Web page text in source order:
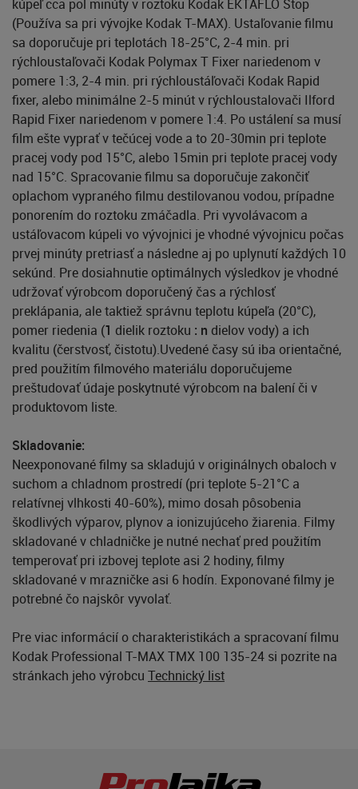
kúpeľ cca pol minúty v roztoku Kodak EKTAFLO Stop
(Používa sa pri vývojke Kodak T-MAX). Ustaľovanie filmu
sa doporučuje pri teplotách 18-25°C, 2-4 min. pri
rýchloustaľovači Kodak Polymax T Fixer nariedenom v
pomere 1:3, 2-4 min. pri rýchloustáľovači Kodak Rapid
fixer, alebo minimálne 2-5 minút v rýchloustalovači Ilford
Rapid Fixer nariedenom v pomere 1:4. Po ustálení sa musí
film ešte vyprať v tečúcej vode a to 20-30min pri teplote
pracej vody pod 15°C, alebo 15min pri teplote pracej vody
nad 15°C. Spracovanie filmu sa doporučuje zakončiť
oplachom vypraného filmu destilovanou vodou, prípadne
ponorením do roztoku zmáčadla. Pri vyvolávacom a
ustáľovacom kúpeli vo vývojnici je vhodné vývojnicu počas
prvej minúty pretriasť a následne aj po uplynutí každých 10
sekúnd. Pre dosiahnutie optimálnych výsledkov je vhodné
udržovať výrobcom doporučený čas a rýchlosť
preklápania, ale taktiež správnu teplotu kúpeľa (20°C),
pomer riedenia (1 dielik roztoku : n dielov vody) a ich
kvalitu (čerstvosť, čistotu).Uvedené časy sú iba orientačné,
pred použitím filmového materiálu doporučujeme
preštudovať údaje poskytnuté výrobcom na balení či v
produktovom liste.
Skladovanie:
Neexponované filmy sa skladujú v originálnych obaloch v
suchom a chladnom prostredí (pri teplote 5-21°C a
relatívnej vlhkosti 40-60%), mimo dosah pôsobenia
škodlivých výparov, plynov a ionizujúceho žiarenia. Filmy
skladované v chladničke je nutné nechať pred použitím
temperovať pri izbovej teplote asi 2 hodiny, filmy
skladované v mrazničke asi 6 hodín. Exponované filmy je
potrebné čo najskôr vyvolať.
Pre viac informácií o charakteristikách a spracovaní filmu
Kodak Professional T-MAX TMX 100 135-24 si pozrite na
stránkach jeho výrobcu Technický list